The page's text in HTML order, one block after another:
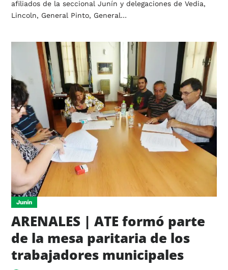
afiliados de la seccional Junín y delegaciones de Vedia,
Lincoln, General Pinto, General…
Junín
ARENALES | ATE formó parte
de la mesa paritaria de los
trabajadores municipales